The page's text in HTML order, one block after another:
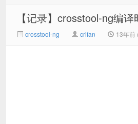
【记录】crosstool-ng编
crosstool-ng crifan 13年前